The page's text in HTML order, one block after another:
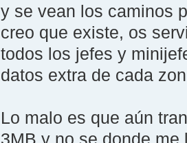
y se vean los caminos
creo que existe, os
todos los jefes y
datos extra de cada
Lo malo es que aún
3MB y no se donde